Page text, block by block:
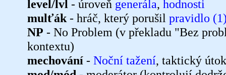
level/lvl - úroveň generála, hodnosti
mulťák - hráč, který porušil pravidlo
NP - No Problem (v překladu "Bez
kontextu)
mechování - Noční tažení, taktický útok